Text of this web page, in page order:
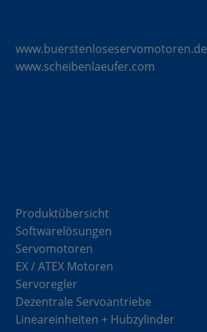
www.buerstenloseservomotoren.de
www.scheibenlaeufer.com
Produktübersicht
Softwarelösungen
Servomotoren
EX / ATEX Motoren
Servoregler
Dezentrale Servoantriebe
Lineareinheiten + Hubzylinder